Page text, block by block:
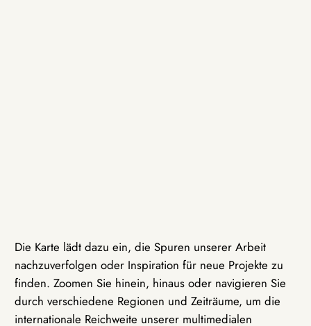
Die Karte lädt dazu ein, die Spuren unserer Arbeit
nachzuverfolgen oder Inspiration für neue Projekte zu
finden. Zoomen Sie hinein, hinaus oder navigieren Sie
durch verschiedene Regionen und Zeiträume, um die
internationale Reichweite unserer multimedialen